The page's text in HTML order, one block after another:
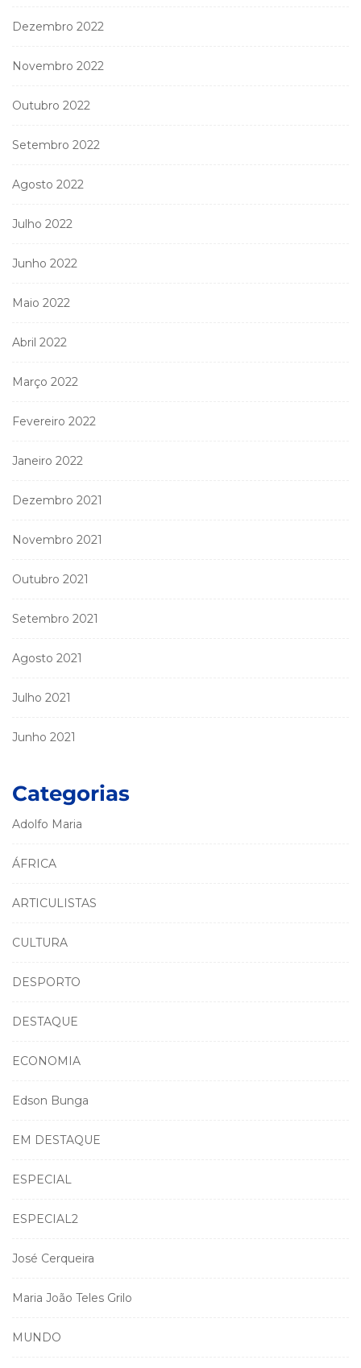
Dezembro 2022
Novembro 2022
Outubro 2022
Setembro 2022
Agosto 2022
Julho 2022
Junho 2022
Maio 2022
Abril 2022
Março 2022
Fevereiro 2022
Janeiro 2022
Dezembro 2021
Novembro 2021
Outubro 2021
Setembro 2021
Agosto 2021
Julho 2021
Junho 2021
Categorias
Adolfo Maria
ÁFRICA
ARTICULISTAS
CULTURA
DESPORTO
DESTAQUE
ECONOMIA
Edson Bunga
EM DESTAQUE
ESPECIAL
ESPECIAL2
José Cerqueira
Maria João Teles Grilo
MUNDO